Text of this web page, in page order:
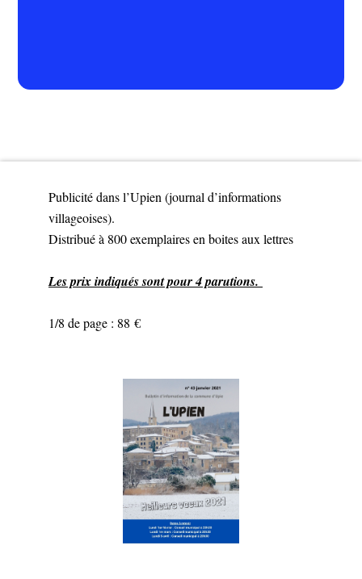
Publicité dans l’Upien (journal d’informations
villageoises).
Distribué à 800 exemplaires en boites aux lettres
Les prix indiqués sont pour 4 parutions.
1/8 de page : 88 €